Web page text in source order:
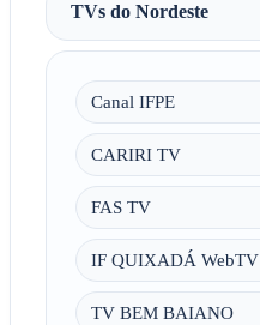
TVs do Nordeste
Canal IFPE
CARIRI TV
FAS TV
IF QUIXADÁ WebTV
TV BEM BAIANO